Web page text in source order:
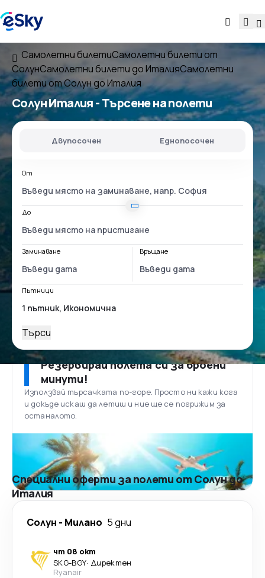
Самолетни билетиСамолетни билети от
СолунСамолетни билети до ИталияСамолетни
билети от Солун до Италия
Солун Италия- Търсене на полети
Двупосочен Еднопосочен
От
До
Заминаване Връщане
Пътници
Търси
Резервирай полета си за броени
минути!
Използвай търсачката по-горе. Просто ни кажи кога
и докъде искаш да летиш и ние ще се погрижим за
останалото.
Специални оферти за полети от Солун до
Италия
Солун - Милано 5 дни
чт 08 окт
SKG-BGY· Директен
Ryanair